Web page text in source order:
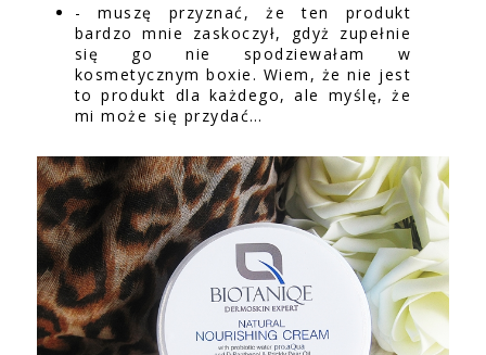
- muszę przyznać, że ten produkt
bardzo mnie zaskoczył, gdyż zupełnie
się go nie spodziewałam w
kosmetycznym boxie. Wiem, że nie jest
to produkt dla każdego, ale myślę, że
mi może się przydać…